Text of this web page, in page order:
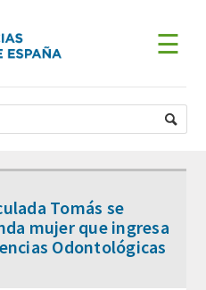
☰
Tomás se
mujer que ingresa
Odontológicas